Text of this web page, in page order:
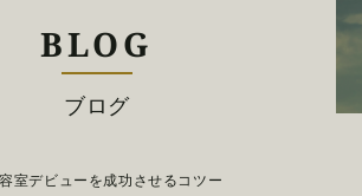
BLOG
ブログ
室デビューを成功させるコツー